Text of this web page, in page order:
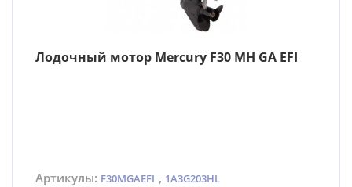
Лодочный мотор Mercury F30 MH GA EFI
Артикулы: F30MGAEFI , 1A3G203HL